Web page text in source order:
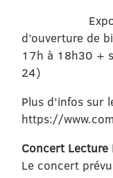
d’ouverture de
17h à 18h30 +
24)
Plus d’infos sur
https://
Concert Lecture
Le concert